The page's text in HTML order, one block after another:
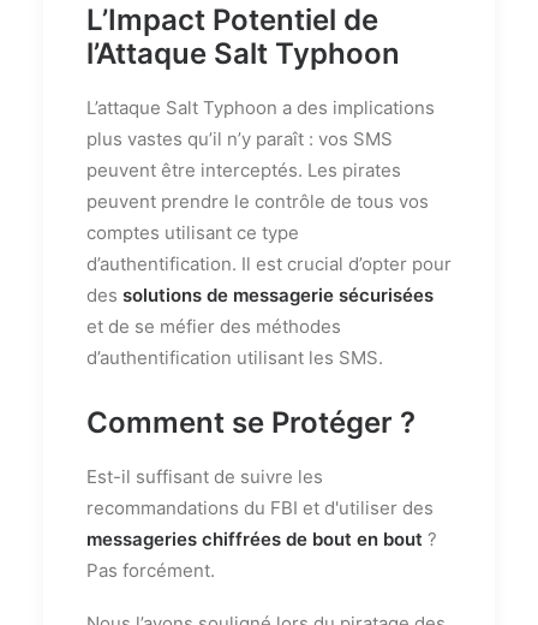
L’Impact Potentiel de
l’Attaque Salt Typhoon
L’attaque Salt Typhoon a des implications
plus vastes qu’il n’y paraît : vos SMS
peuvent être interceptés. Les pirates
peuvent prendre le contrôle de tous vos
comptes utilisant ce type
d’authentification. Il est crucial d’opter pour
des solutions de messagerie sécurisées
et de se méfier des méthodes
d’authentification utilisant les SMS.
Comment se Protéger ?
Est-il suffisant de suivre les
recommandations du FBI et d'utiliser des
messageries chiffrées de bout en bout ?
Pas forcément.